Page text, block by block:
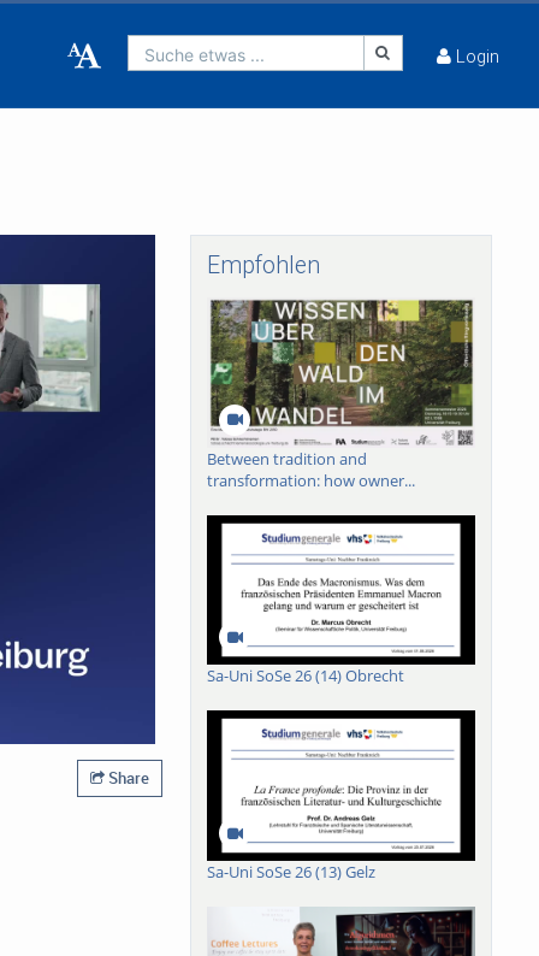
Suche etwas ... Login
Share
Empfohlen
Between tradition and
transformation: how owner...
Sa-Uni SoSe 26 (14) Obrecht
Sa-Uni SoSe 26 (13) Gelz